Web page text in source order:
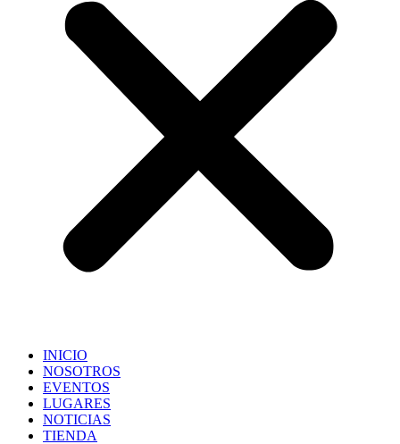
INICIO
NOSOTROS
EVENTOS
LUGARES
NOTICIAS
TIENDA